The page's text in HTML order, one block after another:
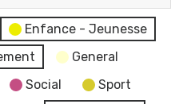
Enfance - Jeunesse
General
Social
Sport